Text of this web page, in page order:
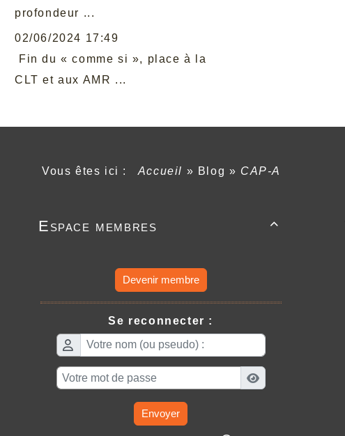
profondeur ...
02/06/2024 17:49
Fin du « comme si », place à la
CLT et aux AMR ...
Vous êtes ici : Accueil » Blog » CAP-A

Espace membres
Devenir membre
Se reconnecter :
Envoyer